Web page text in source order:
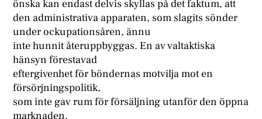
önska kan endast delvis skyllas på det faktum, att
den administrativa apparaten, som slagits sönder
under ockupationsåren, ännu
inte hunnit återuppbyggas. En av valtaktiska
hänsyn förestavad
eftergivenhet för böndernas motvilja mot en
försörjningspolitik,
som inte gav rum för försäljning utanför den öppna
marknaden,